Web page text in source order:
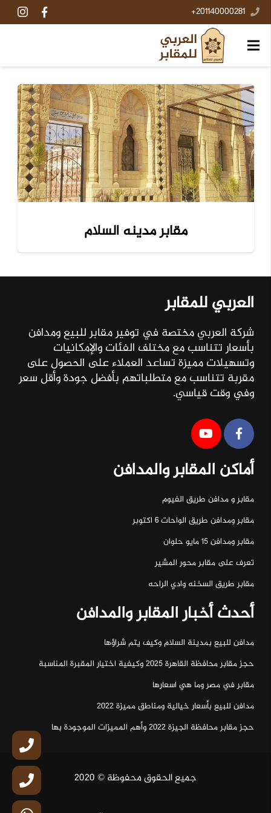
201140000281+
مقابر مدينه السلام
العربي للمقابر
شركة العربي مختصة في توفير مقابر للبيع ومدافن
بأسعار تتناسب مع مختلف الفئات والإمكانيات
وتسهيلات مميزة تساعد العملاء على الحصول على
مقربة تتناسب مع متطلباتهم بأفضل جودة وأقل سعر
وفي وقت قياسي.
أماكن المقابر والمدافن
مقابر و مدافن طريق الفيوم
مقابر ومدافن طريق الواحات ٦ اكتوبر
مقابر ومدافن ١٥ مايو حلوان
تعرف على مقابر محور المشير
مقابر طريق السخنه وادي الراحه
أحدث أخبار المقابر والمدافن
مدافن للبيع بمدينة السلام وكيف يتم شراؤها
حجز مقابر محافظة القاهرة 2025 وكيفية اختيار المقبرة المناسبة
مقابر في مصر وما هي اسعارها
مدافن للبيع بأسعار خيالية ومناطق مميزة 2022
حجز مقابر محافظة الجيزة 2022 وأهم المميزات الموجودة بها
جميع الحقوق محفوظة © 2020